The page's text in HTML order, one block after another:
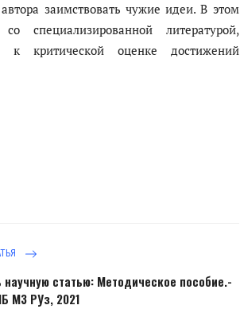
заимствовать чужие идеи. В этом
специализированной литературой,
к критической оценке достижений
научную статью: Методическое пособие.-
МЗ РУз, 2021